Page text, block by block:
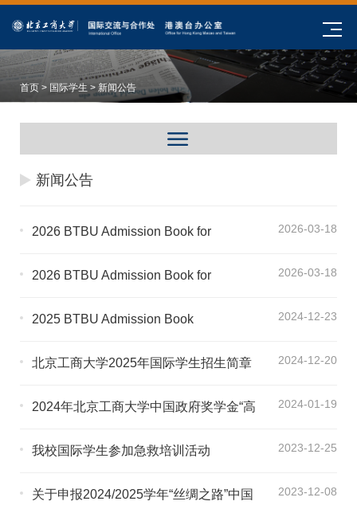
首页> 国际学生 > 新闻公告
新闻公告
2026-03-18
2026 BTBU Admission Book for
2026-03-18
2026 BTBU Admission Book for
2024-12-23
2025 BTBU Admission Book
2024-12-20
北京工商大学2025年国际学生招生简章
2024-01-19
2024年北京工商大学中国政府奖学金“高
2023-12-25
我校国际学生参加急救培训活动
2023-12-08
关于申报2024/2025学年“丝绸之路”中国